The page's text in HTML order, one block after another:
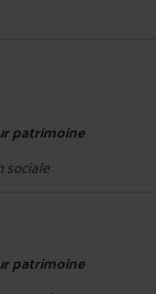
patrimoine
sociale
patrimoine